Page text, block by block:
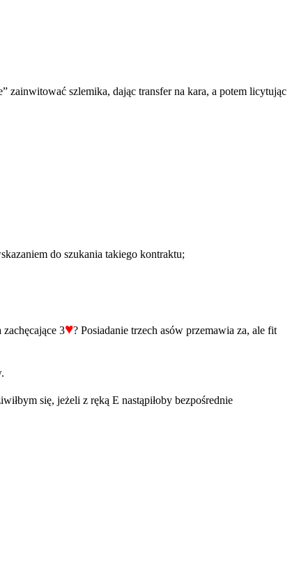
zainwitować szlemika, dając transfer na kara, a potem licytując
do szukania takiego kontraktu;
3♥? Posiadanie trzech asów przemawia za, ale fit
się, jeżeli z ręką E nastąpiłoby bezpośrednie